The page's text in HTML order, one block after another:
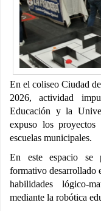
En el coliseo Ciudad
2026, actividad
Educación y la
expuso los proyectos
escuelas municipales.
En este espacio se
formativo desarrollado
habilidades lógico-
mediante la robótica